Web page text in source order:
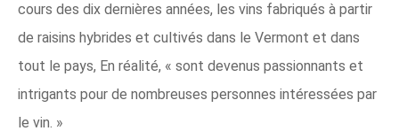
cours des dix dernières années, les vins fabriqués à partir
de raisins hybrides et cultivés dans le Vermont et dans
tout le pays, En réalité, « sont devenus passionnants et
intrigants pour de nombreuses personnes intéressées par
le vin. »